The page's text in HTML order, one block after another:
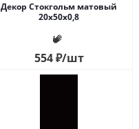
Декор Стокгольм матовый
20x50x0,8
554₽/шт